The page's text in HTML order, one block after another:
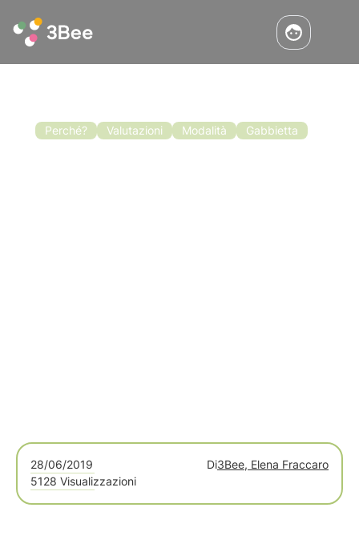
Perché? Valutazioni Modalità Gabbietta
28/06/2019 Di3Bee, Elena Fraccaro
5128 Visualizzazioni